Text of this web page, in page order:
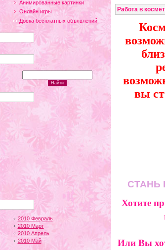
Анимированные картинки
Онлайн игры
Доска бесплатных объявлений
2010 Февраль
2010 Март
2010 Апрель
2010 Май
Работа в
вы
СТАНЬ
Хотите
Или Вы